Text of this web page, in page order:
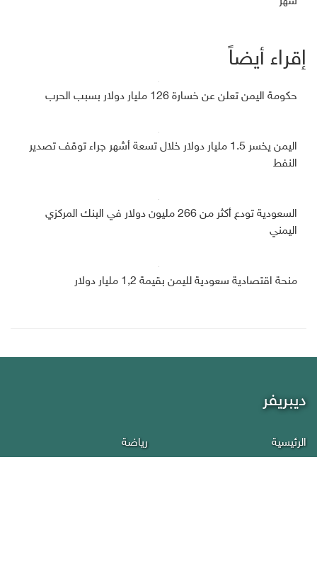
إقراء أيضاً
حكومة اليمن تعلن عن خسارة 126 مليار دولار بسبب الحرب
اليمن يخسر 1.5 مليار دولار خلال تسعة أشهر جراء توقف تصدير
النفط
السعودية تودع أكثر من 266 مليون دولار في البنك المركزي
اليمني
منحة اقتصادية سعودية لليمن بقيمة 1,2 مليار دولار
ديبريفر
الرئيسية
رياضة